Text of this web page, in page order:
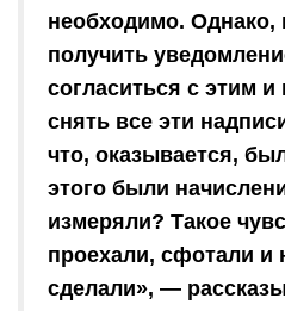
необходимо.
получить
согласиться с этим
снять все эти
что, оказывается,
этого были
измеряли? Такое
проехали, сфотали и
сделали», —